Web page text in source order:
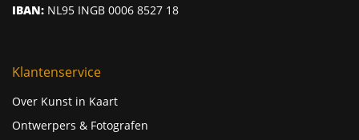
IBAN: NL95 INGB 0006 8527 18
Klantenservice
Over Kunst in Kaart
Ontwerpers & Fotografen